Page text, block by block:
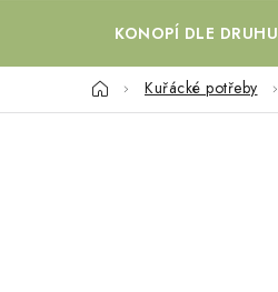
KONOPÍ DLE DRUHU
DomůKuřácké potřeby